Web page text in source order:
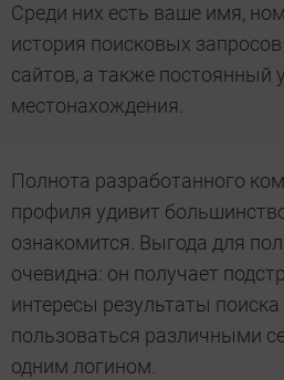
Среди них есть ваше имя,
история поисковых
сайтов, а также постоянный
местонахождения.
Полнота разработанного
профиля удивит
ознакомится. Выгода для
очевидна: он получает
интересы результаты
пользоваться различными
одним логином.